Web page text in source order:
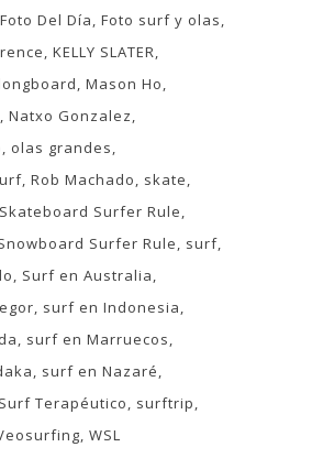
Foto Del Día Foto surf y olas
KELLY SLATER
Mason Ho
Natxo Gonzalez
olas grandes
Rob Machado
skate
Skateboard Surfer Rule
Surfer Rule
surf
Surf en Australia
surf en Indonesia
surf en Marruecos
surf en Nazaré
Surf Terapéutico
surftrip
WSL